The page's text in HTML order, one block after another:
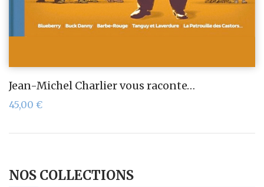
NOS COLLECTIONS
Jean-Michel Charlier vous raconte…
45,00 €